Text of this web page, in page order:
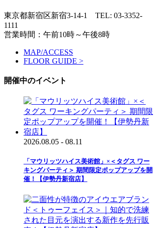
東京都新宿区新宿3-14-1 TEL: 03-3352-
1111
営業時間：午前10時～午後8時
MAP/ACCESS
FLOOR GUIDE >
開催中のイベント
2026.08.05 - 08.11
「マウリッツハイス美術館」×＜タグス ワー
キングパーティ＞ 期間限定ポップアップを開
催！【伊勢丹新宿店】